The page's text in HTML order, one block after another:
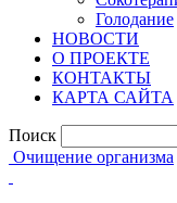
Голодание
НОВОСТИ
О ПРОЕКТЕ
КОНТАКТЫ
КАРТА САЙТА
Поиск
Очищение организма